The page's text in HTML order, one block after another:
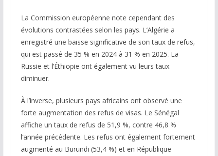
La Commission européenne note cependant des
évolutions contrastées selon les pays. L’Algérie a
enregistré une baisse significative de son taux de refus,
qui est passé de 35 % en 2024 à 31 % en 2025. La
Russie et l’Éthiopie ont également vu leurs taux
diminuer.
À l’inverse, plusieurs pays africains ont observé une
forte augmentation des refus de visas. Le Sénégal
affiche un taux de refus de 51,9 %, contre 46,8 %
l’année précédente. Les refus ont également fortement
augmenté au Burundi (53,4 %) et en République